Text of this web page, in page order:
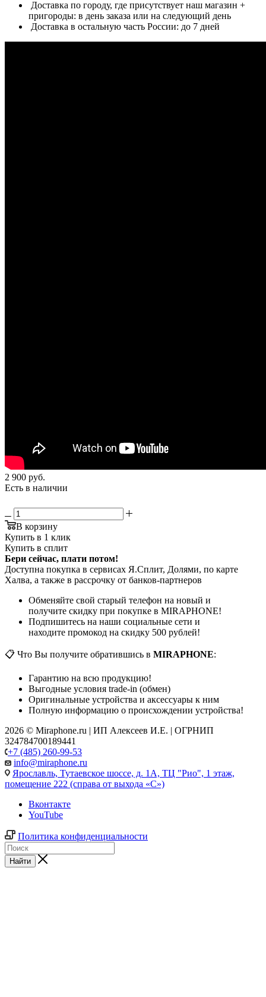
Доставка по городу, где присутствует наш магазин +
пригороды: в день заказа или на следующий день
Доставка в остальную часть России: до 7 дней
2 900 руб.
Есть в наличии
В корзину
Купить в 1 клик
Купить в сплит
Бери сейчас, плати потом!
Доступна покупка в сервисах Я.Сплит, Долями, по карте
Халва, а также в рассрочку от банков-партнеров
Обменяйте свой старый телефон на новый и
получите скидку при покупке в MIRAPHONE!
Подпишитесь на наши социальные сети и
находите промокод на скидку 500 рублей!
📋 Что Вы получите обратившись в MIRAPHONE:
Гарантию на всю продукцию!
Выгодные условия trade-in (обмен)
Оригинальные устройства и аксессуары к ним
Полную информацию о происхождении устройства!
2026 © Miraphone.ru | ИП Алексеев И.Е. | ОГРНИП
324784700189441
+7 (485) 260-99-53
info@miraphone.ru
Ярославль, Тутаевское шоссе, д. 1А, ТЦ "Рио", 1 этаж,
помещение 222 (справа от выхода «С»)
Вконтакте
YouTube
Политика конфиденциальности
Найти